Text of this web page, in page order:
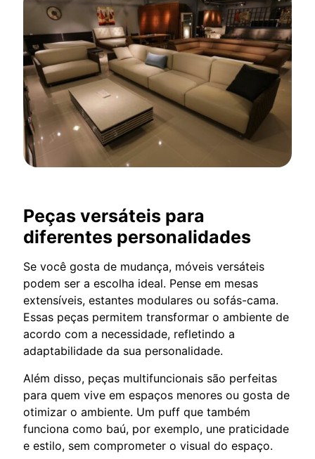
Peças versáteis para
diferentes personalidades
Se você gosta de mudança, móveis versáteis
podem ser a escolha ideal. Pense em mesas
extensíveis, estantes modulares ou sofás-cama.
Essas peças permitem transformar o ambiente de
acordo com a necessidade, refletindo a
adaptabilidade da sua personalidade.
Além disso, peças multifuncionais são perfeitas
para quem vive em espaços menores ou gosta de
otimizar o ambiente. Um puff que também
funciona como baú, por exemplo, une praticidade
e estilo, sem comprometer o visual do espaço.